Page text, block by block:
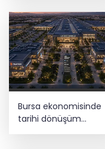
Bursa ekonomisinde
tarihi dönüşüm